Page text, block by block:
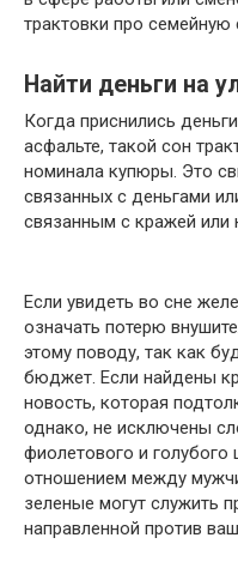
трактовки про семейную
Найти деньги на
Когда приснились
асфальте, такой сон
номинала купюры. Это
связанных с деньгами
связанным с кражей
Если увидеть во сне
означать потерю
этому поводу, так как
бюджет. Если найдены
новость, которая
однако, не исключены
фиолетового и
отношением между
зеленые могут служить
направленной против